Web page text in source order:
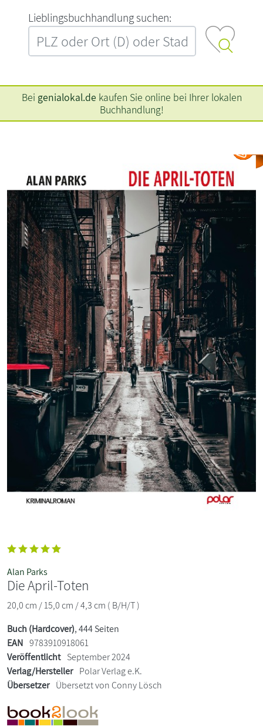
L‍i‍e‍b‍l‍i‍n‍g‍s‍b‍u‍c‍h‍h‍a‍n‍d‍l‍u‍n‍g‍ ‍s‍u‍c‍h‍e‍n‍:‍
Bei genialokal.de kaufen Sie online bei Ihrer lokalen
Buchhandlung!
Alan Parks
Die April-Toten
20,0 cm / 15,0 cm / 4,3 cm ( B/H/T )
Buch (Hardcover), 444 Seiten
EAN 9783910918061
Veröffentlicht September 2024
Verlag/Hersteller Polar Verlag e.K.
Übersetzer Übersetzt von Conny Lösch